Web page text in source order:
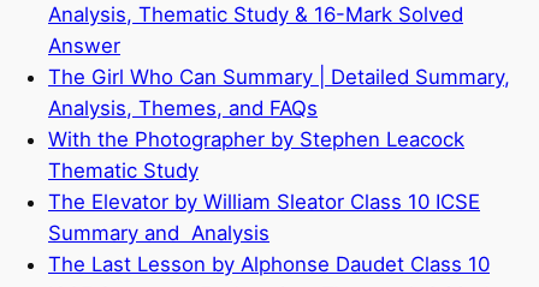
Analysis, Thematic Study & 16-Mark Solved
Answer
The Girl Who Can Summary | Detailed Summary,
Analysis, Themes, and FAQs
With the Photographer by Stephen Leacock
Thematic Study
The Elevator by William Sleator Class 10 ICSE
Summary and Analysis
The Last Lesson by Alphonse Daudet Class 10